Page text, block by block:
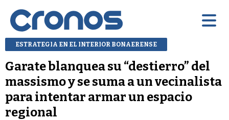
ESTRATEGIA EN EL INTERIOR BONAERENSE
Garate blanquea su “destierro” del
massismo y se suma a un vecinalista
para intentar armar un espacio
regional